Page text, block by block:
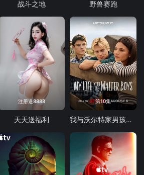
战斗之地 野兽赛跑
注册送8888
天天送福利
第10集
我与沃尔特家男孩的生活 第三季